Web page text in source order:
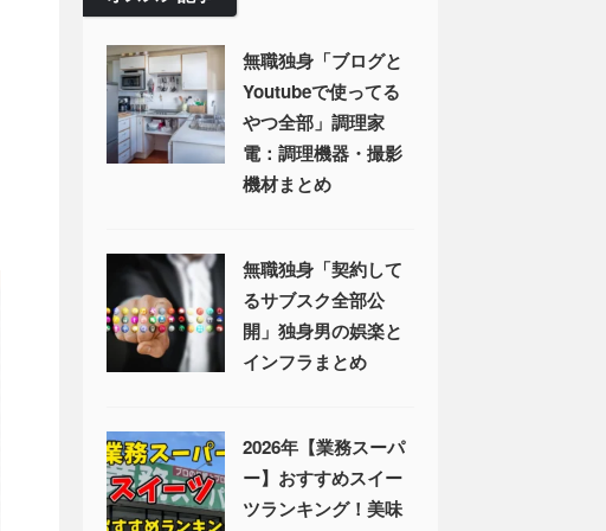
無職独身「ブログと
Youtubeで使ってる
やつ全部」調理家
電：調理機器・撮影
機材まとめ
無職独身「契約して
るサブスク全部公
開」独身男の娯楽と
インフラまとめ
2026年【業務スーパ
ー】おすすめスイー
ツランキング！美味